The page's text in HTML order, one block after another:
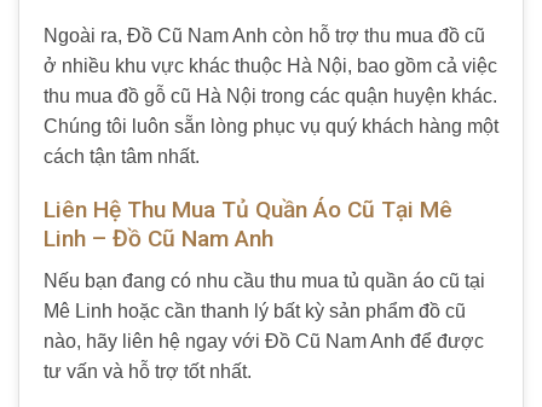
Ngoài ra, Đồ Cũ Nam Anh còn hỗ trợ thu mua đồ cũ
ở nhiều khu vực khác thuộc Hà Nội, bao gồm cả việc
thu mua đồ gỗ cũ Hà Nội trong các quận huyện khác.
Chúng tôi luôn sẵn lòng phục vụ quý khách hàng một
cách tận tâm nhất.
Liên Hệ Thu Mua Tủ Quần Áo Cũ Tại Mê
Linh – Đồ Cũ Nam Anh
Nếu bạn đang có nhu cầu thu mua tủ quần áo cũ tại
Mê Linh hoặc cần thanh lý bất kỳ sản phẩm đồ cũ
nào, hãy liên hệ ngay với Đồ Cũ Nam Anh để được
tư vấn và hỗ trợ tốt nhất.